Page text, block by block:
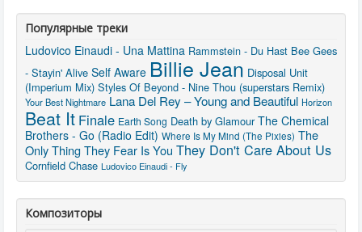
Популярные треки
Ludovico Einaudi - Una Mattina Rammstein - Du Hast Bee Gees
- Stayin' Alive Self Aware Billie Jean Disposal Unit
(Imperium Mix) Styles Of Beyond - Nine Thou (superstars Remix)
Your Best Nightmare Lana Del Rey – Young and Beautiful Horizon
Beat It Finale Earth Song Death by Glamour The Chemical
Brothers - Go (Radio Edit) Where Is My Mind (The Pixies) The
Only Thing They Fear Is You They Don't Care About Us
Cornfield Chase Ludovico Einaudi - Fly
Композиторы